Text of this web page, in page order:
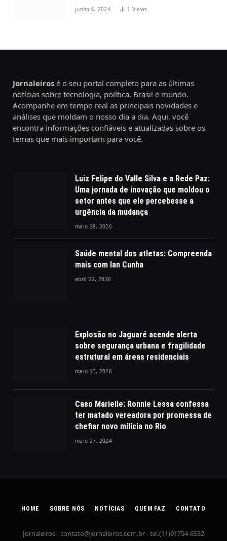
junho 6, 2024 1 Views
Jornaleiros é o seu portal completo para as últimas
notícias sobre tecnologia, política, Brasil e mundo.
Acompanhe em tempo real as principais novidades e
análises que moldam o nosso dia a dia. Aqui, você
encontra informações confiáveis e atualizadas sobre os
temas que mais importam para você.
Luiz Felipe do Valle Silva e a Rede Paz:
Uma jornada de inovação que moldou o
setor antes que ele percebesse a
urgência da mudança
maio 28, 2026
Saúde mental dos atletas: Compreenda
mais com Ian Cunha
abril 22, 2026
Explosão no Jaguaré acende alerta
sobre segurança urbana e fragilidade
estrutural em áreas residenciais
maio 13, 2026
Caso Marielle: Ronnie Lessa confessa
ter matado vereadora por promessa de
chefiar novo milícia no Rio
maio 27, 2024
HOME SOBRE NÓS NOTÍCIAS QUEM FAZ CONTATO
Jornaleiros -contato@jornaleiros.com.br- tel.(11)91754-6532